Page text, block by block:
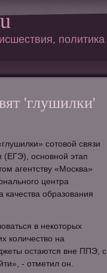
политика
'глушилки'
сотовой связи
(ЕГЭ), основной этап
агентству «Москва»
центра
образования
в некоторых
количество на
остаются вне ППЭ, с
- отметил он.